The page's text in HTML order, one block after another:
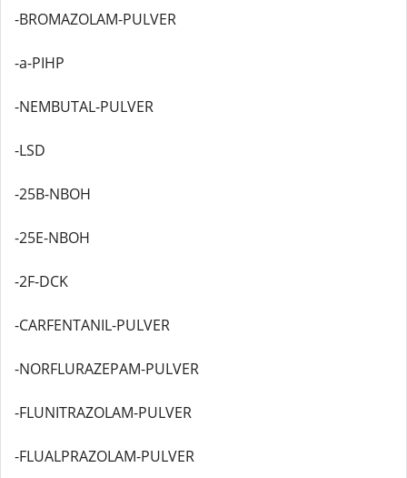
-BROMAZOLAM-PULVER
-a-PIHP
-NEMBUTAL-PULVER
-LSD
-25B-NBOH
-25E-NBOH
-2F-DCK
-CARFENTANIL-PULVER
-NORFLURAZEPAM-PULVER
-FLUNITRAZOLAM-PULVER
-FLUALPRAZOLAM-PULVER